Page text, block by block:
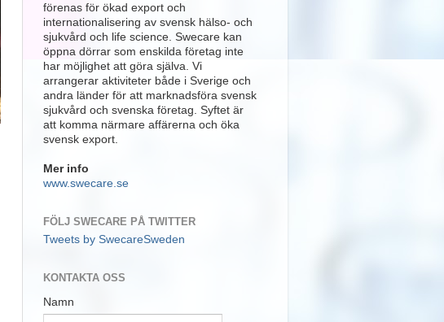
förenas för ökad export och
internationalisering av svensk hälso- och
sjukvård och life science. Swecare kan
öppna dörrar som enskilda företag inte
har möjlighet att göra själva. Vi
arrangerar aktiviteter både i Sverige och
andra länder för att marknadsföra svensk
sjukvård och svenska företag. Syftet är
att komma närmare affärerna och öka
svensk export.
Mer info
www.swecare.se
FÖLJ SWECARE PÅ TWITTER
Tweets by SwecareSweden
KONTAKTA OSS
Namn